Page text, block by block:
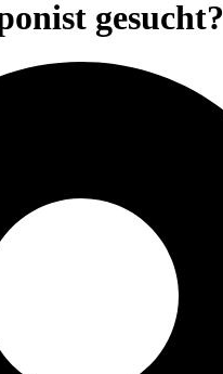
gesucht?